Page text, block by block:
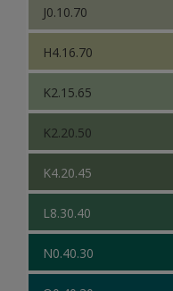
J0.10.70
H4.16.70
K2.15.65
K2.20.50
K4.20.45
L8.30.40
N0.40.30